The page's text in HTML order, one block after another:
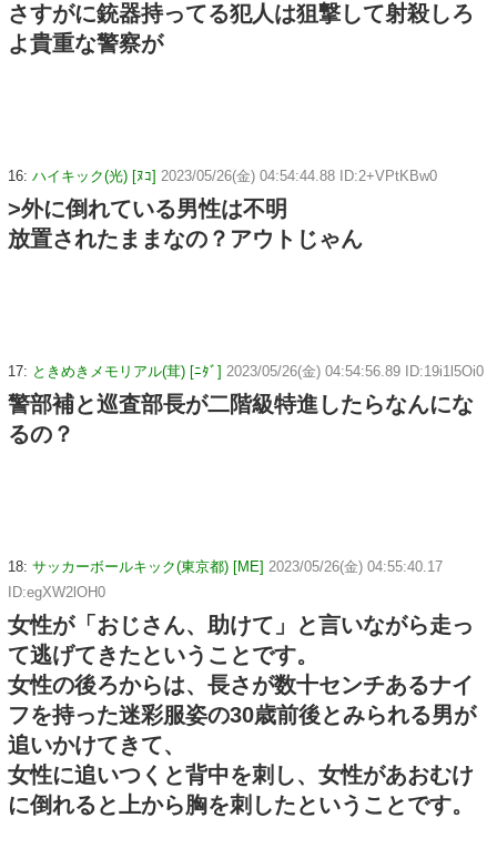
さすがに銃器持ってる犯人は狙撃して射殺しろ
よ貴重な警察が
16: ハイキック(光) [ﾇｺ] 2023/05/26(金) 04:54:44.88 ID:2+VPtKBw0
>外に倒れている男性は不明
放置されたままなの？アウトじゃん
17: ときめきメモリアル(茸) [ﾆﾀﾞ] 2023/05/26(金) 04:54:56.89 ID:19i1l5Oi0
警部補と巡査部長が二階級特進したらなんにな
るの？
18: サッカーボールキック(東京都) [ME] 2023/05/26(金) 04:55:40.17
ID:egXW2lOH0
女性が「おじさん、助けて」と言いながら走っ
て逃げてきたということです。
女性の後ろからは、長さが数十センチあるナイ
フを持った迷彩服姿の30歳前後とみられる男が
追いかけてきて、
女性に追いつくと背中を刺し、女性があおむけ
に倒れると上から胸を刺したということです。